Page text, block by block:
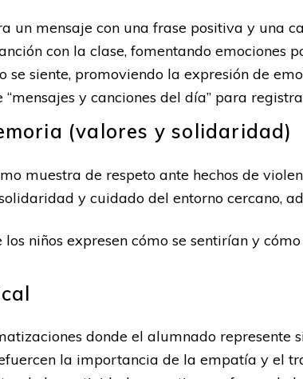
un mensaje con una frase positiva y una
con la clase, fomentando emociones
siente, promoviendo la expresión de
y canciones del día” para
(valores y solidaridad)
muestra de respeto ante hechos de
y cuidado del entorno cercano,
niños expresen cómo se sentirían y
donde el alumnado represente
la importancia de la empatía y el